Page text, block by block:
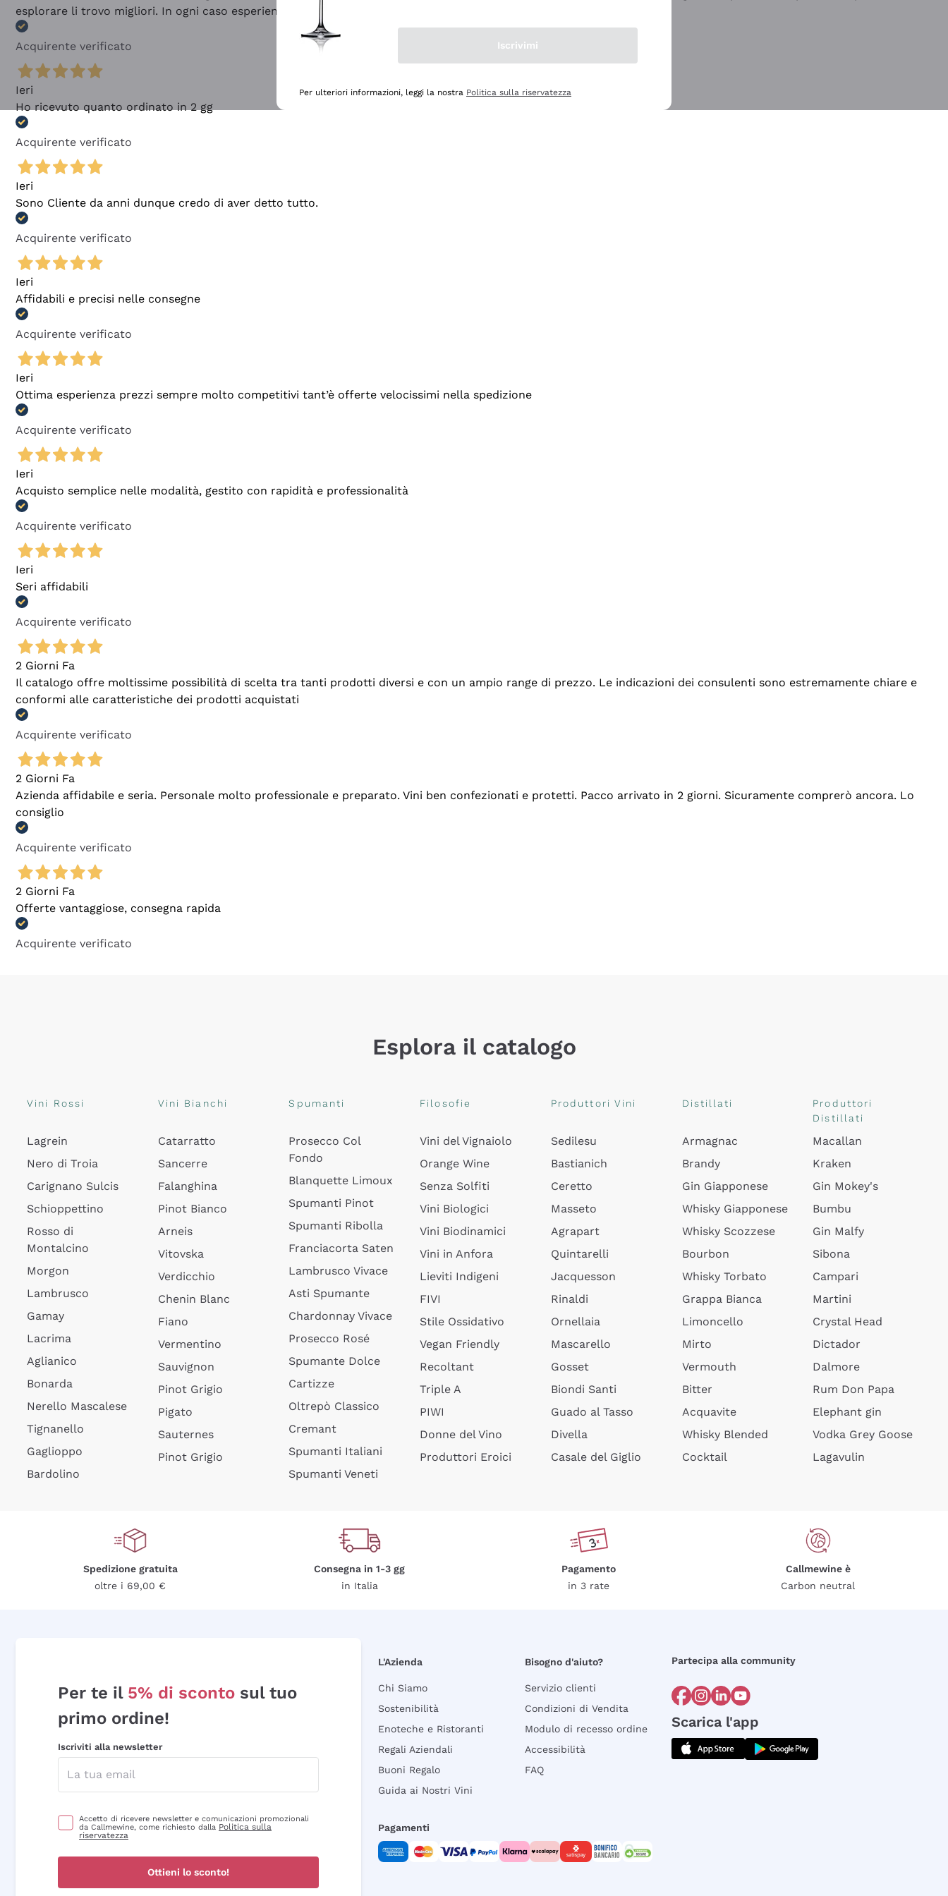
esplorare li trovo migliori. In ogni caso esperienza buona e lo consiglio! 👍
Acquirente verificato
Ieri
Ho ricevuto quanto ordinato in 2 gg
Acquirente verificato
Ieri
Sono Cliente da anni dunque credo di aver detto tutto.
Acquirente verificato
Ieri
Affidabili e precisi nelle consegne
Acquirente verificato
Ieri
Ottima esperienza prezzi sempre molto competitivi tant’è offerte velocissimi nella spedizione
Acquirente verificato
Ieri
Acquisto semplice nelle modalità, gestito con rapidità e professionalità
Acquirente verificato
Ieri
Seri affidabili
Acquirente verificato
2 Giorni Fa
Il catalogo offre moltissime possibilità di scelta tra tanti prodotti diversi e con un ampio range di prezzo. Le indicazioni dei consulenti sono estremamente chiare e
conformi alle caratteristiche dei prodotti acquistati
Acquirente verificato
2 Giorni Fa
Azienda affidabile e seria. Personale molto professionale e preparato. Vini ben confezionati e protetti. Pacco arrivato in 2 giorni. Sicuramente comprerò ancora. Lo
consiglio
Acquirente verificato
2 Giorni Fa
Offerte vantaggiose, consegna rapida
Acquirente verificato
Esplora il catalogo
Vini Rossi
Lagrein
Nero di Troia
Carignano Sulcis
Schioppettino
Rosso di
Montalcino
Morgon
Lambrusco
Gamay
Lacrima
Aglianico
Bonarda
Nerello Mascalese
Tignanello
Gaglioppo
Bardolino
Vini Bianchi
Catarratto
Sancerre
Falanghina
Pinot Bianco
Arneis
Vitovska
Verdicchio
Chenin Blanc
Fiano
Vermentino
Sauvignon
Pinot Grigio
Pigato
Sauternes
Pinot Grigio
Spumanti
Prosecco Col
Fondo
Blanquette Limoux
Spumanti Pinot
Spumanti Ribolla
Franciacorta Saten
Lambrusco Vivace
Asti Spumante
Chardonnay Vivace
Prosecco Rosé
Spumante Dolce
Cartizze
Oltrepò Classico
Cremant
Spumanti Italiani
Spumanti Veneti
Filosofie
Vini del Vignaiolo
Orange Wine
Senza Solfiti
Vini Biologici
Vini Biodinamici
Vini in Anfora
Lieviti Indigeni
FIVI
Stile Ossidativo
Vegan Friendly
Recoltant
Triple A
PIWI
Donne del Vino
Produttori Eroici
Produttori Vini
Sedilesu
Bastianich
Ceretto
Masseto
Agrapart
Quintarelli
Jacquesson
Rinaldi
Ornellaia
Mascarello
Gosset
Biondi Santi
Guado al Tasso
Divella
Casale del Giglio
Distillati
Armagnac
Brandy
Gin Giapponese
Whisky Giapponese
Whisky Scozzese
Bourbon
Whisky Torbato
Grappa Bianca
Limoncello
Mirto
Vermouth
Bitter
Acquavite
Whisky Blended
Cocktail
Produttori
Distillati
Macallan
Kraken
Gin Mokey's
Bumbu
Gin Malfy
Sibona
Campari
Martini
Crystal Head
Dictador
Dalmore
Rum Don Papa
Elephant gin
Vodka Grey Goose
Lagavulin
Spedizione gratuita
oltre i 69,00 €
Consegna in 1-3 gg
in Italia
Pagamento
in 3 rate
Callmewine è
Carbon neutral
Per te il 5% di sconto sul tuo
primo ordine!
Iscriviti alla newsletter
Accetto di ricevere newsletter e comunicazioni promozionali
da Callmewine, come richiesto dalla Politica sulla
riservatezza
Ottieni lo sconto!
L'Azienda
Chi Siamo
Sostenibilità
Enoteche e Ristoranti
Regali Aziendali
Buoni Regalo
Guida ai Nostri Vini
Bisogno d'aiuto?
Servizio clienti
Condizioni di Vendita
Modulo di recesso ordine
Accessibilità
FAQ
Partecipa alla community
Scarica l'app
Pagamenti
Iscrivimi
Per ulteriori informazioni, leggi la nostra Politica sulla riservatezza